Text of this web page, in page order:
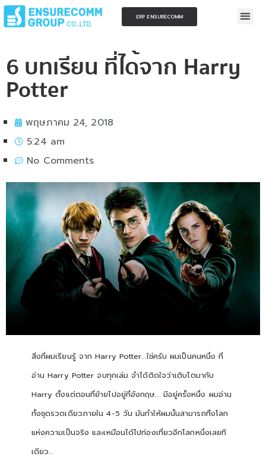
ERP ENSURECOMM
6 บทเรียน ที่ได้จาก Harry
Potter
พฤษภาคม 24, 2018
5:24 am
No Comments
สิ่งที่ผมเรียนรู้ จาก Harry Potter…ใช่ครับ ผมเป็นคนหนึ่ง ที่
อ่าน Harry Potter จบทุกเล่ม จำได้ติดใจว่าเติบโตมากับ
Harry ตั้งแต่ตอนที่ย้ายไปอยู่ที่อังกฤษ… มีอยู่ครั้งหนึ่ง ผมอ่าน
ทั้งชุดรวดเดียวภายใน 4-5 วัน มันทำให้ผมนั้นสามารถทิ้งโลก
แห่งความเป็นจริง และเหมือนได้ไปท่องเที่ยวอีกโลกหนึ่งเลยที
เดียว…